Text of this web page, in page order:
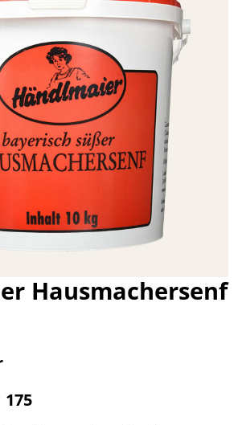
Hausmachersenf
175